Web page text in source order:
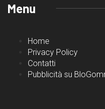
Menu
Home
Privacy Policy
Contatti
Pubblicità su